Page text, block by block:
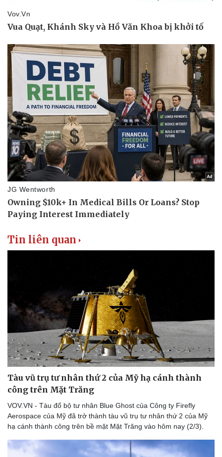
Thể thao
Bóng đá
Lịch thi đấu bóng đá
Thế giới thể thao
eSports
Hậu trường
Ô tô - Xe máy
Ô tô
Xe máy
Tư vấn
Tin liên quan
Tàu vũ trụ tư nhân thứ 2 của Mỹ hạ cánh thành
công trên Mặt Trăng
VOV.VN - Tàu đổ bộ tư nhân Blue Ghost của Công ty Firefly
Aerospace của Mỹ đã trở thành tàu vũ trụ tư nhân thứ 2 của Mỹ
hạ cánh thành công trên bề mặt Mặt Trăng vào hôm nay (2/3).